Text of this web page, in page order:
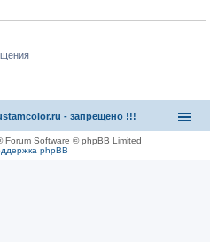
- запрещено !!!
Forum Software © phpBB Limited
phpBB